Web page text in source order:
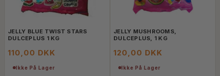
JELLY BLUE TWIST STARS
DULCEPLUS 1 KG
110,00 DKK
Ikke På Lager
JELLY MUSHROOMS,
DULCEPLUS, 1 KG
120,00 DKK
Ikke På Lager